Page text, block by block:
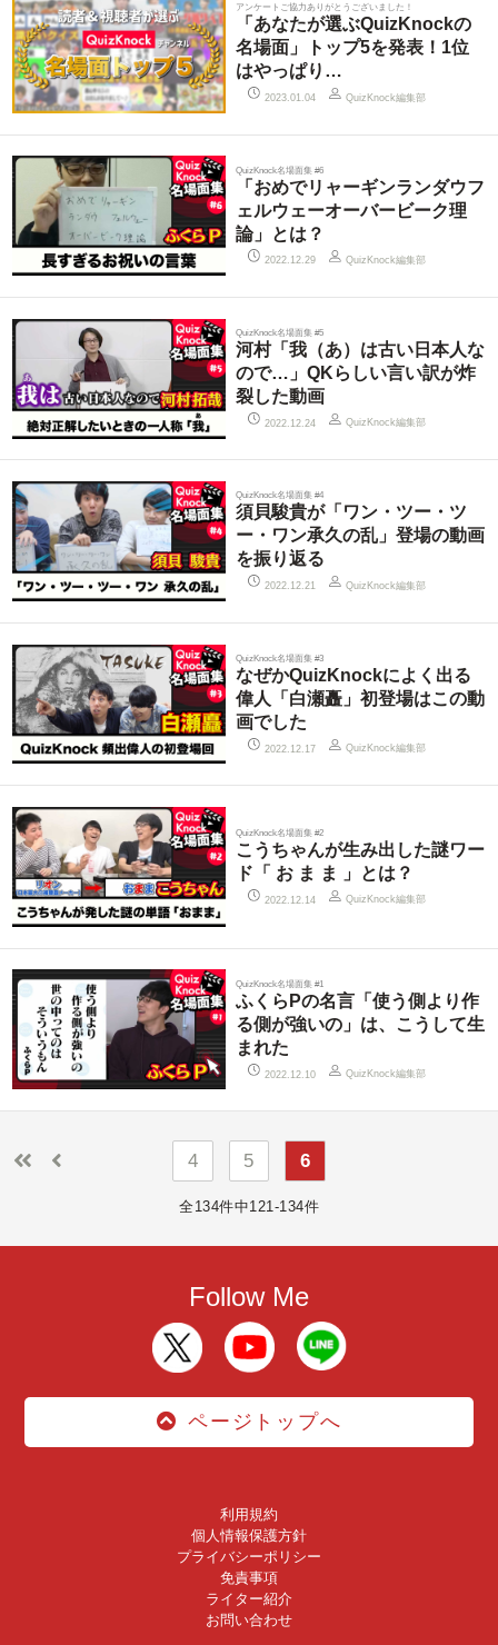
アンケートご協力ありがとうございました！
「あなたが選ぶQuizKnockの
名場面」トップ5を発表！1位
はやっぱり…
2023.01.04 QuizKnock編集部
QuizKnock名場面集 #6
「おめでリャーギンランダウフ
ェルウェーオーバービーク理
論」とは？
2022.12.29 QuizKnock編集部
QuizKnock名場面集 #5
河村「我（あ）は古い日本人な
ので…」QKらしい言い訳が炸
裂した動画
2022.12.24 QuizKnock編集部
QuizKnock名場面集 #4
須貝駿貴が「ワン・ツー・ツ
ー・ワン承久の乱」登場の動画
を振り返る
2022.12.21 QuizKnock編集部
QuizKnock名場面集 #3
なぜかQuizKnockによく出る
偉人「白瀬矗」初登場はこの動
画でした
2022.12.17 QuizKnock編集部
QuizKnock名場面集 #2
こうちゃんが生み出した謎ワー
ド「 お ま ま 」とは？
2022.12.14 QuizKnock編集部
QuizKnock名場面集 #1
ふくらPの名言「使う側より作
る側が強いの」は、こうして生
まれた
2022.12.10 QuizKnock編集部
4 5 6
全134件中121-134件
Follow Me
ページトップへ
利用規約
個人情報保護方針
プライバシーポリシー
免責事項
ライター紹介
お問い合わせ